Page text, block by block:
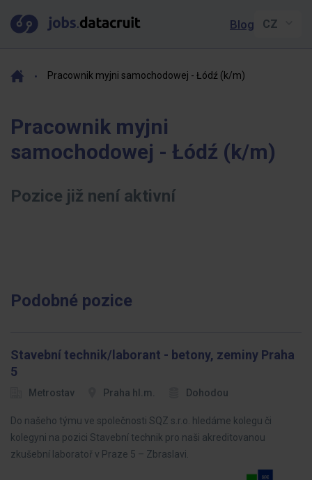
Blog
Pracownik myjni samochodowej - Łódź (k/m)
Pracownik myjni
samochodowej - Łódź (k/m)
Pozice již není aktivní
Podobné pozice
Stavební technik/laborant - betony, zeminy Praha
5
Metrostav Praha hl.m. Dohodou
Do našeho týmu ve společnosti SQZ s.r.o. hledáme kolegu či
kolegyni na pozici Stavební technik pro naši akreditovanou
zkušební laboratoř v Praze 5 – Zbraslavi.